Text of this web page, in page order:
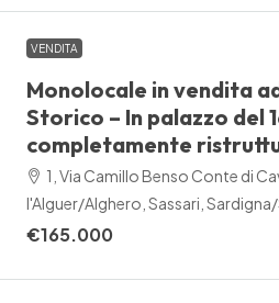
VENDITA
Monolocale in vendita
Storico – In palazzo del
completamente
1, Via Camillo Benso Conte di
l'Alguer/Alghero, Sassari,
€165.000